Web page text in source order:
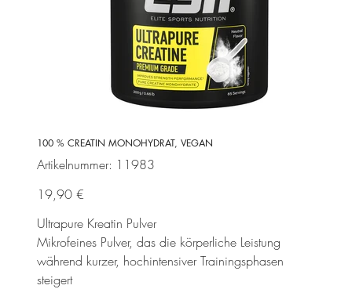
100 % CREATIN MONOHYDRAT, VEGAN
Artikelnummer:
Artikelnummer:
11983
11983
Preis
19,90 €
Ultrapure Kreatin Pulver
Mikrofeines Pulver, das die körperliche Leistung
während kurzer, hochintensiver Trainingsphasen
steigert